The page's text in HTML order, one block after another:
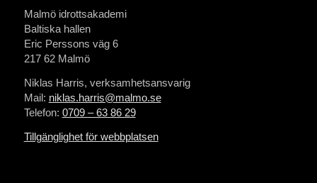
Malmö idrottsakademi
Baltiska hallen
Eric Perssons väg 6
217 62 Malmö
Niklas Harris, verksamhetsansvarig
Mail: niklas.harris@malmo.se
Telefon: 0709 – 63 86 29
Tillgänglighet för webbplatsen